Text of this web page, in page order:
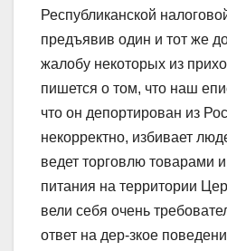
Республиканской
предъявив один и тот же
жалобу некоторых из
пишется о том, что наш
что он депортирован из
некорректно, избивает
ведет торговлю товарами
питания на территории
вели себя очень
ответ на дер-зкое